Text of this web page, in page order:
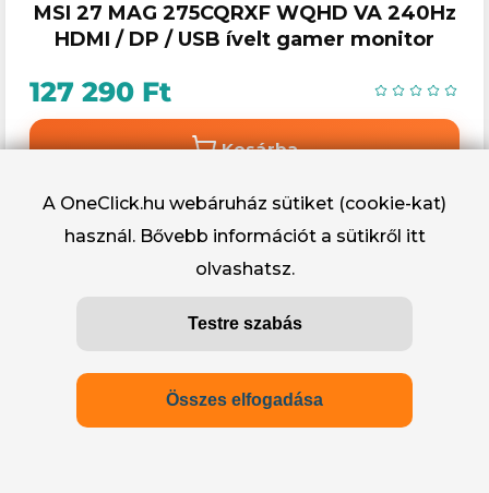
MSI 27 MAG 275CQRXF WQHD VA 240Hz
HDMI / DP / USB ívelt gamer monitor
127 290 Ft
Kosárba
A OneClick.hu webáruház sütiket (cookie-kat)
használ. Bővebb információt a sütikről itt
olvashatsz.
Testre szabás
Összes elfogadása